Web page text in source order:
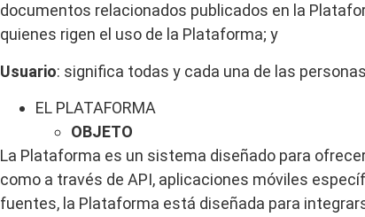
documentos relacionados publicados en la
quienes rigen el uso de la Plataforma; y
Usuario: significa todas y cada una de las
EL PLATAFORMA
OBJETO
La Plataforma es un sistema diseñado para
como a través de API, aplicaciones móviles
fuentes, la Plataforma está diseñada para